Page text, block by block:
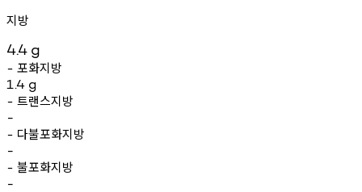
지방
4.4 g
- 포화지방
1.4 g
- 트랜스지방
-
- 다불포화지방
-
- 불포화지방
-